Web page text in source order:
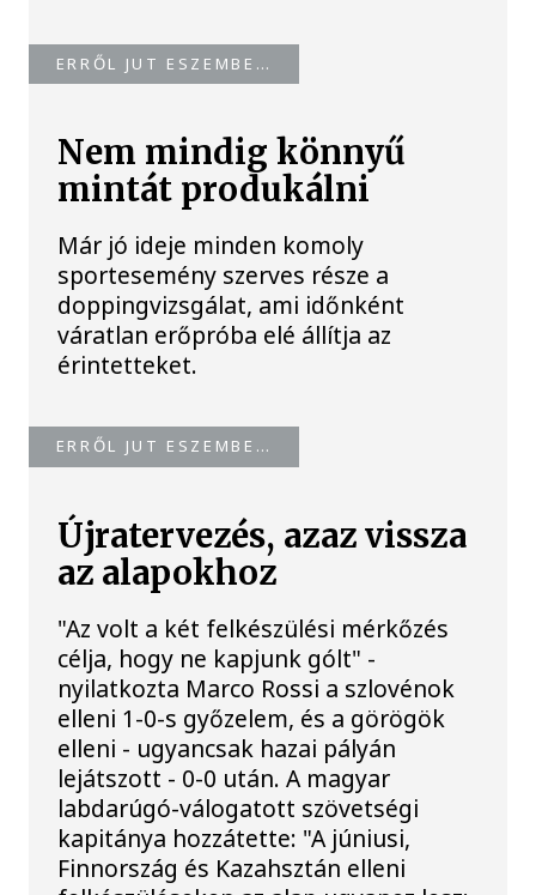
ERRŐL JUT ESZEMBE…
Nem mindig könnyű
mintát produkálni
Már jó ideje minden komoly
sportesemény szerves része a
doppingvizsgálat, ami időnként
váratlan erőpróba elé állítja az
érintetteket.
ERRŐL JUT ESZEMBE…
Újratervezés, azaz vissza
az alapokhoz
"Az volt a két felkészülési mérkőzés
célja, hogy ne kapjunk gólt" -
nyilatkozta Marco Rossi a szlovénok
elleni 1-0-s győzelem, és a görögök
elleni - ugyancsak hazai pályán
lejátszott - 0-0 után. A magyar
labdarúgó-válogatott szövetségi
kapitánya hozzátette: "A júniusi,
Finnország és Kazahsztán elleni